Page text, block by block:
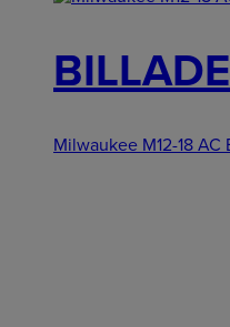
Milwaukee M12-18